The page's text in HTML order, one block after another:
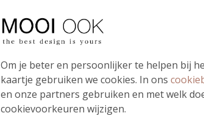
kindje
een papierwaaier
Om je beter en persoonlijker te helpen bij
kaartje gebruiken we cookies. In ons
en onze partners gebruiken en met welk
cookievoorkeuren wijzigen.